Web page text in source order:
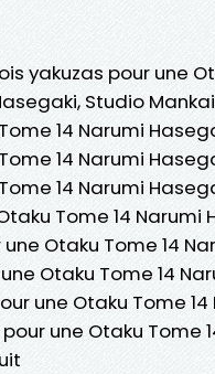
yakuzas pour une
Studio
14 Narumi
14 Narumi
14 Narumi
Tome 14 Narumi
Otaku Tome 14
Otaku Tome 14
une Otaku Tome
une Otaku Tome